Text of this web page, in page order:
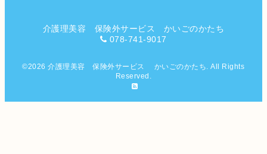
介護理美容 保険外サービス かいごのかたち
078-741-9017
©2026介護理美容 保険外サービス かいごのかたち . All Rights
Reserved.